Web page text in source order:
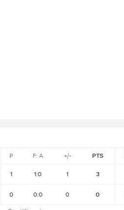
P F: A +/- PTS
1 1:0 1 3
0 0:0 0 0